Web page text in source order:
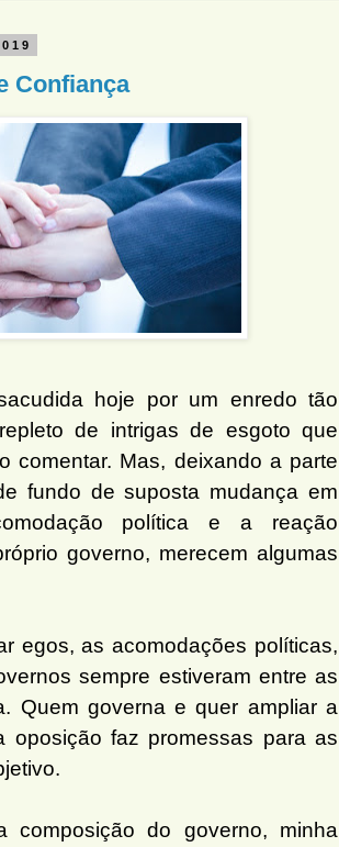
Confiança
hoje por um enredo tão
de intrigas de esgoto que
comentar. Mas, deixando a parte
fundo de suposta mudança em
política e a reação
governo, merecem algumas
egos, as acomodações políticas,
sempre estiveram entre as
Quem governa e quer ampliar a
faz promessas para as
do governo, minha